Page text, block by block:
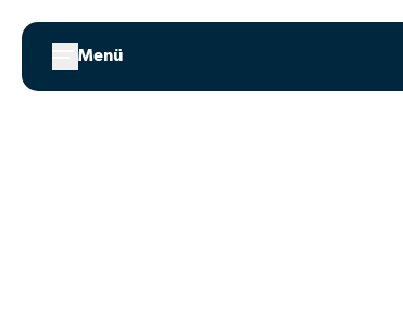
Inhalt
Menü